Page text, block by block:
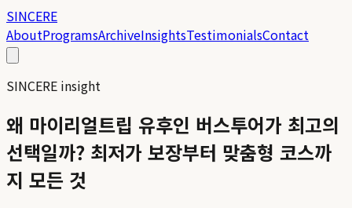
SINCERE
AboutProgramsArchiveInsightsTestimonialsContact
SINCERE insight
왜 마이리얼트립 유후인 버스투어가 최고의
선택일까? 최저가 보장부터 맞춤형 코스까
지 모든 것